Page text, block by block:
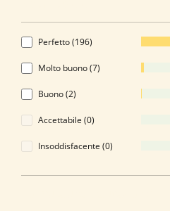
Perfetto (196)
Molto buono (7)
Buono (2)
Accettabile (0)
Insoddisfacente (0)